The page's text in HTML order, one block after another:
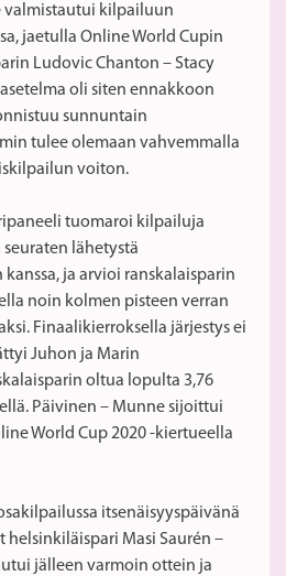
valmistautui kilpailuun
jaetulla Online World Cupin
Ludovic Chanton – Stacy
oli siten ennakkoon
sunnuntain
tulee olemaan vahvemmalla
voiton.
tuomaroi kilpailuja
lähetystä
ja arvioi ranskalaisparin
noin kolmen pisteen verran
Finaalikierroksella järjestys ei
Juhon ja Marin
oltua lopulta 3,76
Päivinen – Munne sijoittui
World Cup 2020 -kiertueella
itsenäisyyspäivänä
Masi Saurén –
jälleen varmoin ottein ja